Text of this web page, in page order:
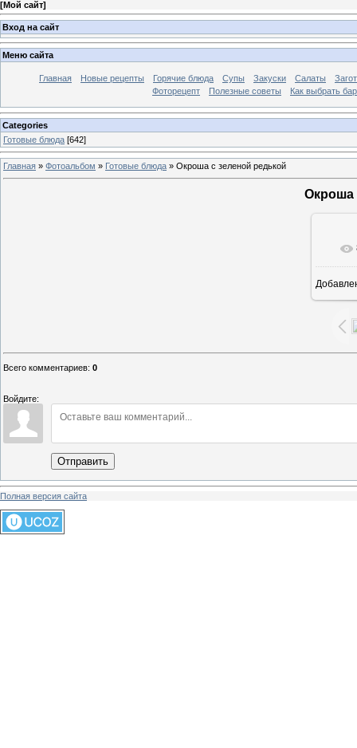
[Мой сайт]
Вход на сайт
Меню сайта
Главная Новые рецепты Горячие блюда Супы Закуски Салаты
Фоторецепт
Полезные советы Как выбрать
Categories
Готовые блюда [642]
Главная » Фотоальбом » Готовые блюда » Окроша с зеленой редькой
Окроша
Всего комментариев: 0
Войдите:
Отправить
Полная версия сайта